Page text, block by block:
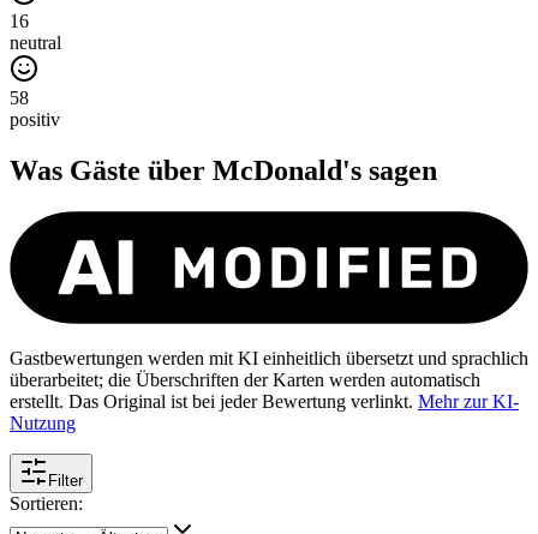
16
neutral
58
positiv
Was Gäste über McDonald's sagen
Gastbewertungen werden mit KI einheitlich übersetzt und sprachlich
überarbeitet; die Überschriften der Karten werden automatisch
erstellt. Das Original ist bei jeder Bewertung verlinkt. Mehr zur KI-
Nutzung
Filter
Sortieren: